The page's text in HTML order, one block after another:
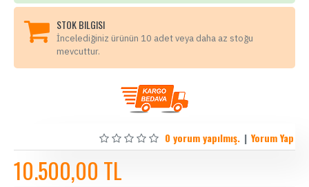
STOK BILGISI
İncelediğiniz ürünün 10 adet veya daha az stoğu
mevcuttur.
0 yorum yapılmış. | Yorum Yap
10.500,00 TL